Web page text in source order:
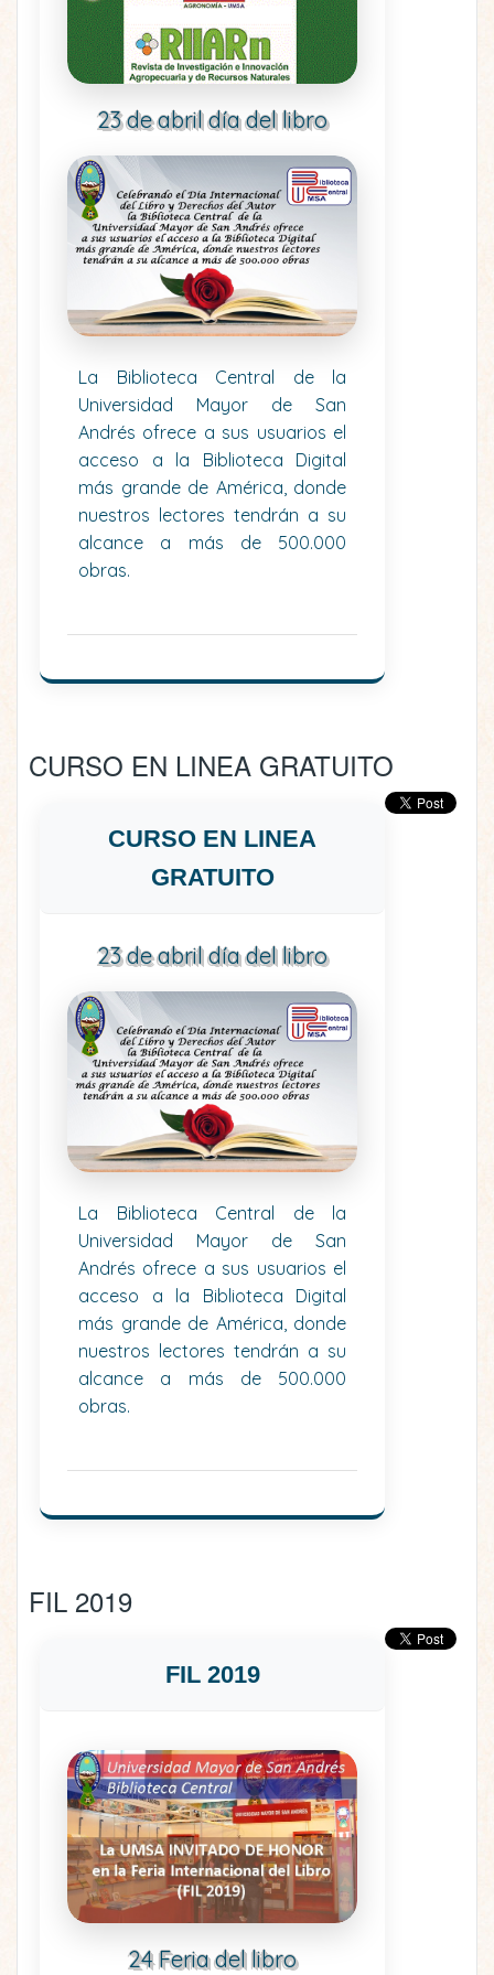
23 de abril día del libro
La Biblioteca Central de la
Universidad Mayor de San
Andrés ofrece a sus usuarios el
acceso a la Biblioteca Digital
más grande de América, donde
nuestros lectores tendrán a su
alcance a más de 500.000
obras.
CURSO EN LINEA GRATUITO
CURSO EN LINEA
GRATUITO
23 de abril día del libro
La Biblioteca Central de la
Universidad Mayor de San
Andrés ofrece a sus usuarios el
acceso a la Biblioteca Digital
más grande de América, donde
nuestros lectores tendrán a su
alcance a más de 500.000
obras.
FIL 2019
FIL 2019
24 Feria del libro